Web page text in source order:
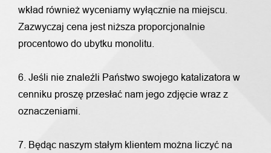
wkład również wyceniamy wyłącznie na miejscu.
Zazwyczaj cena jest niższa proporcjonalnie
procentowo do ubytku monolitu.
6. Jeśli nie znaleźli Państwo swojego katalizatora w
cenniku proszę przesłać nam jego zdjęcie wraz z
oznaczeniami.
7. Będąc naszym stałym klientem można liczyć na